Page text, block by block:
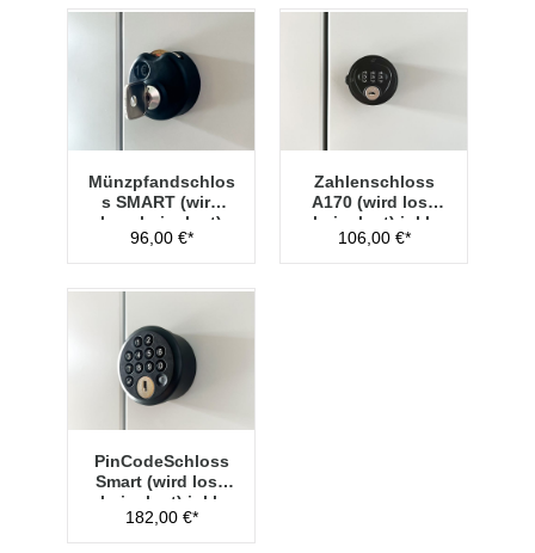
Münzpfandschlos
s SMART (wird
lose beigelegt)
96,00 €*
Zahlenschloss
A170 (wird lose
beigelegt) inkl.
Hauptschlüssel
106,00 €*
PinCodeSchloss
Smart (wird lose
beigelegt) inkl.
Managementschl
üssel
182,00 €*